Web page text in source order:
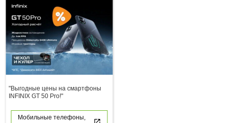
"Выгодные цены на смартфоны
INFINIX GT 50 Pro!"
Мобильные телефоны,